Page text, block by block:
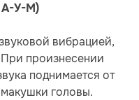
У-M)
вибрацией,
произнесении
поднимается от
головы.